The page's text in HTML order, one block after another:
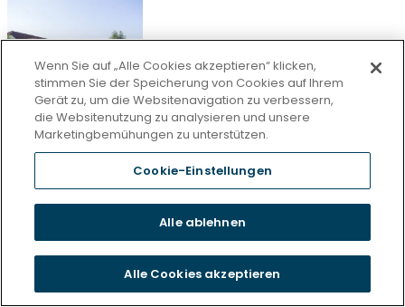
Zentrum für Betreuung und Pflege am
Hofgarten Oettingen
Wenn Sie auf „Alle Cookies akzeptieren“ klicken,
stimmen Sie der Speicherung von Cookies auf Ihrem
Gerät zu, um die Websitenavigation zu verbessern,
die Websitenutzung zu analysieren und unsere
Marketingbemühungen zu unterstützen.
Cookie-Einstellungen
Alle ablehnen
Alle Cookies akzeptieren